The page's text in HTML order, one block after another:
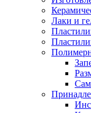
Лаки и